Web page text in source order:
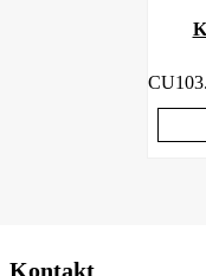
Kontakt